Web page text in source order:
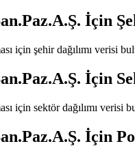
İçin
için şehir dağılımı verisi
İçin
için sektör dağılımı verisi
İçin